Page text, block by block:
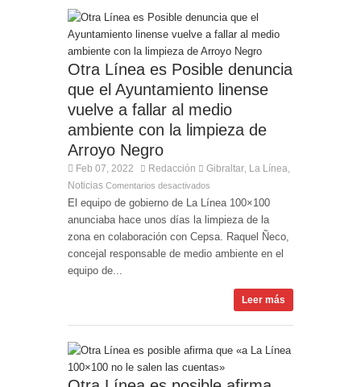
Otra Línea es Posible denuncia
que el Ayuntamiento linense
vuelve a fallar al medio
ambiente con la limpieza de
Arroyo Negro
Feb 07, 2022 Redacción Gibraltar La Línea
Noticias Comentarios desactivados
El equipo de gobierno de La Línea 100×100
anunciaba hace unos días la limpieza de la
zona en colaboración con Cepsa. Raquel Ñeco,
concejal responsable de medio ambiente en el
equipo de...
Leer más